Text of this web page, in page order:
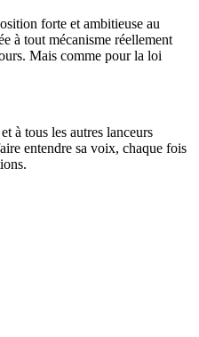
forte et ambitieuse au
à tout mécanisme réellement
Mais comme pour la loi
à tous les autres lanceurs
entendre sa voix, chaque fois